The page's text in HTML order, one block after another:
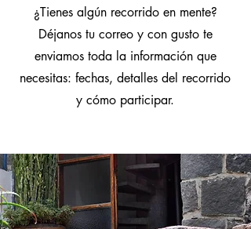
¿Tienes algún recorrido en mente?
Déjanos tu correo y con gusto te
enviamos toda la información que
necesitas: fechas, detalles del recorrido
y cómo participar.